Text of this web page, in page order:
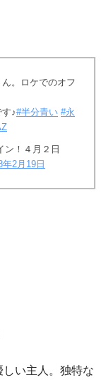
。ロケでのオフ
♪#半分青い #永
！４月２日
年2月19日
い主人。独特な